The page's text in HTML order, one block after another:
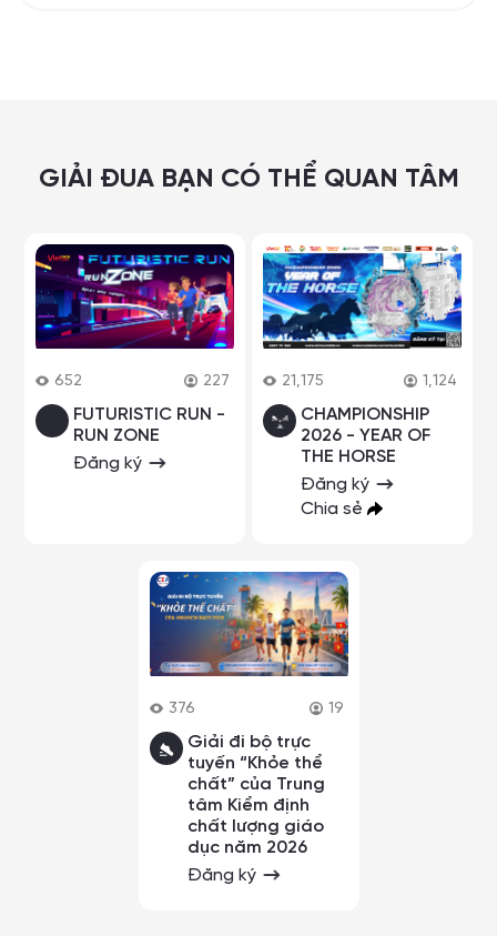
GIẢI ĐUA BẠN CÓ THỂ QUAN TÂM
652 227
FUTURISTIC RUN -
RUN ZONE
Đăng ký
21,175 1,124
CHAMPIONSHIP
2026 - YEAR OF
THE HORSE
Đăng ký
Chia sẻ
376 19
Giải đi bộ trực
tuyến “Khỏe thể
chất” của Trung
tâm Kiểm định
chất lượng giáo
dục năm 2026
Đăng ký